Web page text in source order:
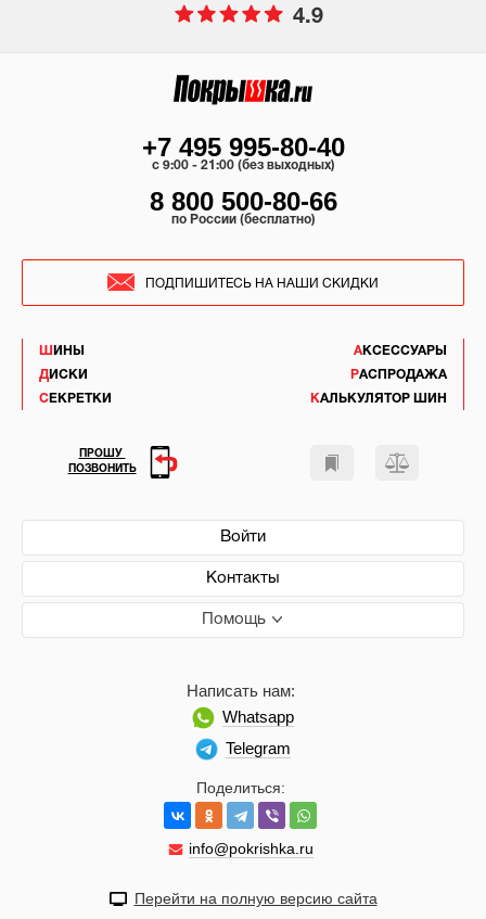
4.9
ШИНЫ
ДИСКИ
СЕКРЕТКИ
АКСЕССУАРЫ
РАСПРОДАЖА
КАЛЬКУЛЯТОР ШИН
Войти
Контакты
Помощь
Поделиться:
info@pokrishka.ru
Написать нам:
Whatsapp
Telegram
+7 495 995-80-40
c 9:00 - 21:00 (без выходных)
8 800 500-80-66
по России (бесплатно)
ПОДПИШИТЕСЬ НА НАШИ СКИДКИ
ПРОШУ
ПОЗВОНИТЬ
Перейти на полную версию сайта